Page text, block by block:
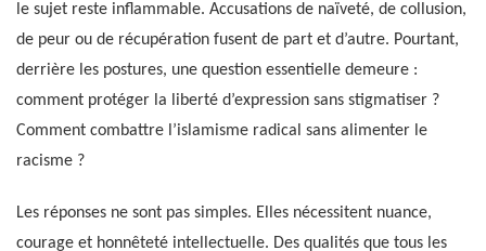
le sujet reste inflammable. Accusations de naïveté, de collusion,
de peur ou de récupération fusent de part et d’autre. Pourtant,
derrière les postures, une question essentielle demeure :
comment protéger la liberté d’expression sans stigmatiser ?
Comment combattre l’islamisme radical sans alimenter le
racisme ?
Les réponses ne sont pas simples. Elles nécessitent nuance,
courage et honnêteté intellectuelle. Des qualités que tous les